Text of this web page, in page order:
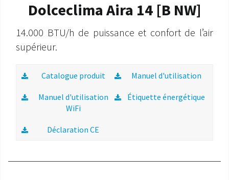
Dolceclima Aira 14 [B NW]
14.000 BTU/h de puissance et confort de l’air
supérieur.
Catalogue produit Manuel d'utilisation
Manuel d'utilisation
WiFi
Étiquette énergétique
Déclaration CE